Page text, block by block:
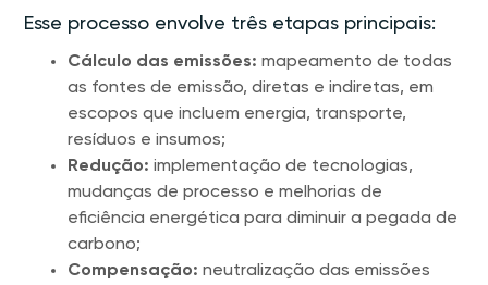
Esse processo envolve três etapas principais:
Cálculo das emissões: mapeamento de todas
as fontes de emissão, diretas e indiretas, em
escopos que incluem energia, transporte,
resíduos e insumos;
Redução: implementação de tecnologias,
mudanças de processo e melhorias de
eficiência energética para diminuir a pegada de
carbono;
Compensação: neutralização das emissões